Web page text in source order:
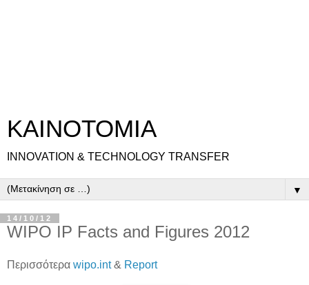
ΚΑΙΝΟΤΟΜΙΑ
INNOVATION & TECHNOLOGY TRANSFER
▼
14/10/12
WIPO IP Facts and Figures 2012
Περισσότερα wipo.int& Report